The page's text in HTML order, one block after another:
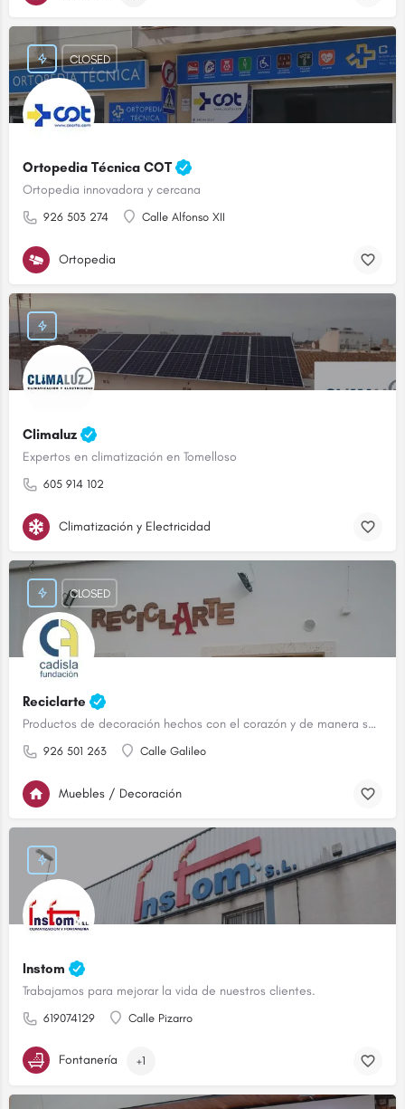
Ortopedia Técnica COT
Ortopedia innovadora y cercana
926 503 274 Calle Alfonso XII
CLOSED
Ortopedia
Climaluz
Expertos en climatización en Tomelloso
605 914 102
Climatización y Electricidad
Reciclarte
Productos de decoración hechos con el corazón y de manera sostenible.
926 501 263 Calle Galileo
CLOSED
Muebles / Decoración
Instom
Trabajamos para mejorar la vida de nuestros clientes.
619074129 Calle Pizarro
Fontanería +1